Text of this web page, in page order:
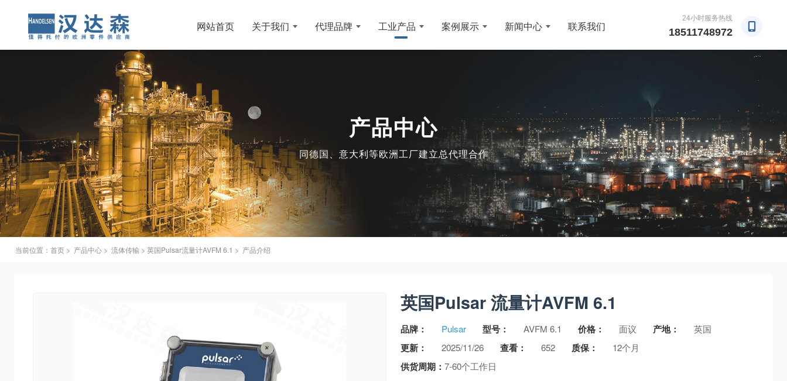
网站首页 关于我们 代理品牌 工业产品 案例展示 新闻中心 联系我们
24小时服务热线
18511748972
产品中心
同德国、意大利等欧洲工厂建立总代理合作
当前位置： 首页> 产品中心> 流体传输 > 英国Pulsar流量计AVFM 6.1 > 产品介绍
英国Pulsar 流量计AVFM 6.1
品牌： Pulsar 型号： AVFM 6.1 价格： 面议 产地： 英国
更新： 2025/11/26 查看： 652 质保： 12个月
供货周期： 7-60个工作日